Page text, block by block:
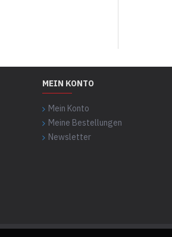
MEIN KONTO
Mein Konto
Meine Bestellungen
Newsletter